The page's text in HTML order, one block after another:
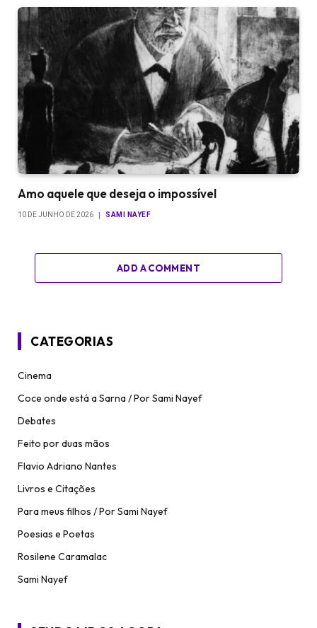
Amo aquele que deseja o impossível
10 DE JUNHO DE 2026 SAMI NAYEF
ADD A COMMENT
CATEGORIAS
Cinema
Coce onde está a Sarna / Por Sami Nayef
Debates
Feito por duas mãos
Flavio Adriano Nantes
Livros e Citações
Para meus filhos / Por Sami Nayef
Poesias e Poetas
Rosilene Caramalac
Sami Nayef